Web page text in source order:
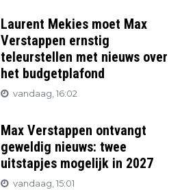
Laurent Mekies moet Max
Verstappen ernstig
teleurstellen met nieuws over
het budgetplafond
vandaag, 16:02
Max Verstappen ontvangt
geweldig nieuws: twee
uitstapjes mogelijk in 2027
vandaag, 15:01